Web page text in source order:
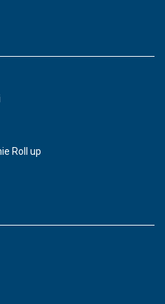
Roll up